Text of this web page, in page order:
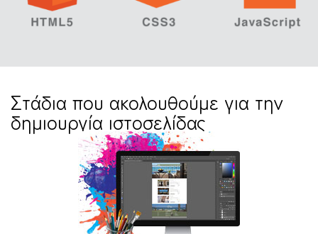
Στάδια που ακολουθούμε για την
δημιουργία ιστοσελίδας